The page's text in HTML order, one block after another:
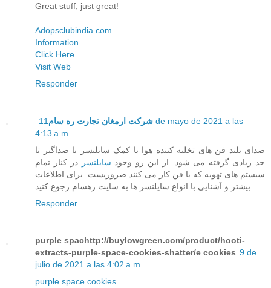
Great stuff, just great!
Adopsclubindia.com
Information
Click Here
Visit Web
Responder
شرکت ارمغان تجارت ره سام 11 de mayo de 2021 a las
4:13 a.m.
صدای بلند فن های تخلیه کننده هوا با کمک سایلنسر یا صداگیر تا
حد زیادی گرفته می شود. از این رو وجود سایلنسر
در کنار تمام
سیستم های تهویه که با فن کار می کنند ضروریست. برای اطلاعات
Responder
purple spachttp://buylowgreen.com/product/hooti-
extracts-purple-space-cookies-shatter/e cookies 9 de
julio de 2021 a las 4:02 a.m.
purple space cookies